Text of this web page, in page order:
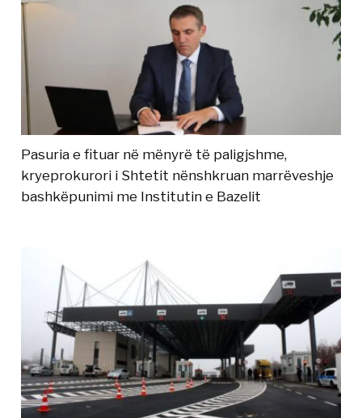
Pasuria e fituar në mënyrë të paligjshme,
kryeprokurori i Shtetit nënshkruan marrëveshje
bashkëpunimi me Institutin e Bazelit